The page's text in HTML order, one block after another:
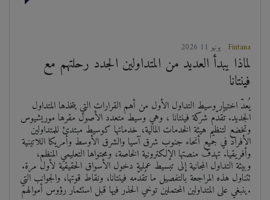
2026 يونيو 11 Fintana
لماذا يبدأ العديد من المتداولين الجدد رحلتهم مع
فينتانا
يُعدّ اختيار وسيط التداول الأول من أهم القرارات التي يتخذها المتداول
الجديد. تُقدّم شركة فينتانا ، وهي وسيط متعدد الأصول مقرها موريشيوس
وتخضع لتنظيم هيئة الخدمات المالية، خدماتها كوسيط مبتدئ للمتداولين
الأفراد في جميع أنحاء جنوب شرق آسيا والشرق الأوسط وأمريكا اللاتينية
وأفريقيا. تهدف منصتها الإلكترونية الخاصة، ومحتواها التعليمي المنظم،
وبيئة التداول المجانية إلى تبسيط عملية دخول الأسواق الحقيقية لأول مرة.
تتناول هذه المراجعة بالتفصيل ما تُقدّمه فينتانا، ونقاط قوتها، والجوانب التي
ينبغي على المتداولين المحتملين توخي الحذر فيها قبل استثمار رؤوس أموالهم.